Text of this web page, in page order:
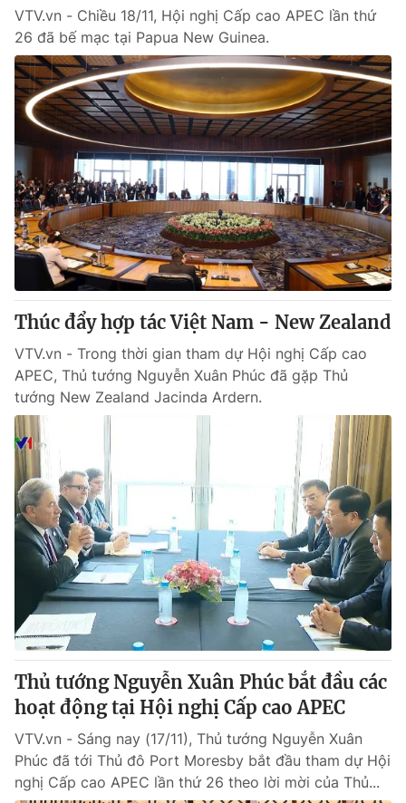
VTV.vn - Chiều 18/11, Hội nghị Cấp cao APEC lần thứ
26 đã bế mạc tại Papua New Guinea.
Thúc đẩy hợp tác Việt Nam - New Zealand
VTV.vn - Trong thời gian tham dự Hội nghị Cấp cao
APEC, Thủ tướng Nguyễn Xuân Phúc đã gặp Thủ
tướng New Zealand Jacinda Ardern.
Thủ tướng Nguyễn Xuân Phúc bắt đầu các
hoạt động tại Hội nghị Cấp cao APEC
VTV.vn - Sáng nay (17/11), Thủ tướng Nguyễn Xuân
Phúc đã tới Thủ đô Port Moresby bắt đầu tham dự Hội
nghị Cấp cao APEC lần thứ 26 theo lời mời của Thủ...